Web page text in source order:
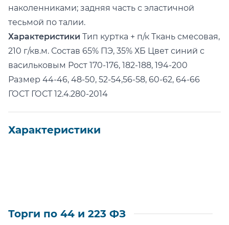
наколенниками; задняя часть с эластичной
тесьмой по талии.
Характеристики Тип куртка + п/к Ткань смесовая,
210 г/кв.м. Состав 65% ПЭ, 35% ХБ Цвет синий с
васильковым Рост 170-176, 182-188, 194-200
Размер 44-46, 48-50, 52-54,56-58, 60-62, 64-66
ГОСТ ГОСТ 12.4.280-2014
Характеристики
Торги по 44 и 223 ФЗ